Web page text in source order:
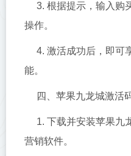
3. 根据提示，输入购
操作。
4. 激活成功后，即可
能。
四、苹果九龙城激活
1. 下载并安装苹果九
营销软件。